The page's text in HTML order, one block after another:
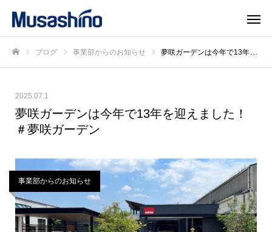
ブログ 事業部からのお知らせ 夢咲ガーデンは今年で13年を迎えました！ ＃夢咲ガーデン
2025.07.1
夢咲ガーデンは今年で13年を迎えました！
＃夢咲ガーデン
事業部からのお知らせ